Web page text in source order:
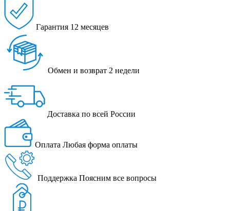
Гарантия 12 месяцев
Обмен и возврат 2 недели
Доставка по всей России
Оплата Любая форма оплаты
Поддержка Поясним все вопросы